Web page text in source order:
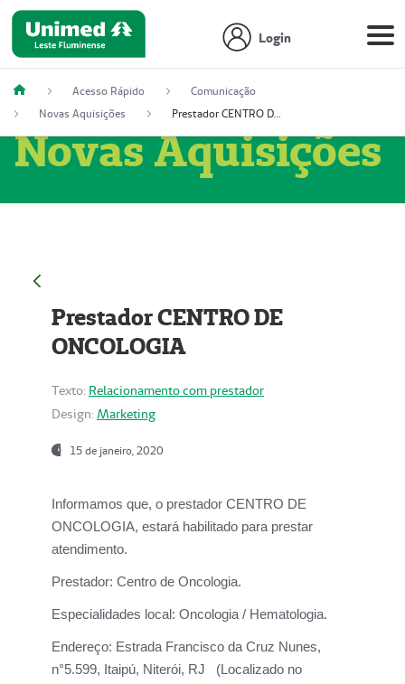
Login
Acesso Rápido
Comunicação
Novas Aquisições
Prestador CENTRO DE ONCOLOGIA
Novas Aquisições
Prestador CENTRO DE
ONCOLOGIA
Texto: Relacionamento com prestador
Design: Marketing
15 de janeiro, 2020
Informamos que, o prestador CENTRO DE
ONCOLOGIA, estará habilitado para prestar
atendimento.
Prestador: Centro de Oncologia.
Especialidades local: Oncologia / Hematologia.
Endereço: Estrada Francisco da Cruz Nunes,
n°5.599, Itaipú, Niterói, RJ (Localizado no